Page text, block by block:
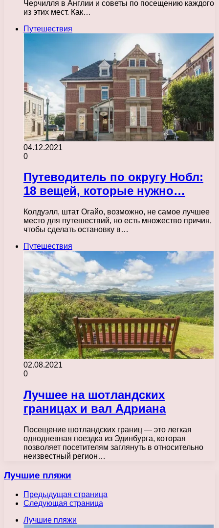
Черчилля в Англии и советы по посещению каждого
из этих мест. Как…
Путешествия
04.12.2021
0
Путеводитель по округу Нобл:
18 вещей, которые нужно…
Колдуэлл, штат Огайо, возможно, не самое лучшее
место для путешествий, но есть множество причин,
чтобы сделать остановку в…
Путешествия
02.08.2021
0
Лучшее на шотландских
границах и вал Адриана
Посещение шотландских границ — это легкая
однодневная поездка из Эдинбурга, которая
позволяет посетителям заглянуть в относительно
неизвестный регион…
Лучшие пляжи
Предыдущая страница
Следующая страница
Лучшие пляжи